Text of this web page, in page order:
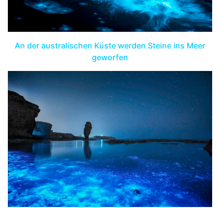
An der australischen Küste werden Steine ins Meer
geworfen